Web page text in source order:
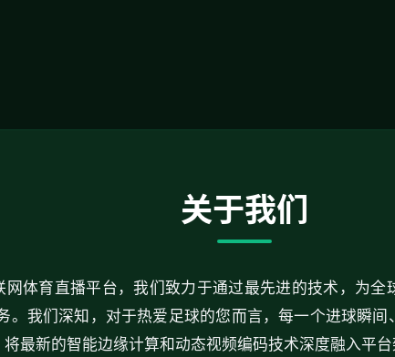
关于我们
网体育直播平台，我们致力于通过最先进的技术，为
。我们深知，对于热爱足球的您而言，每一个进球瞬间
最新的智能边缘计算和动态视频编码技术深度融入平台